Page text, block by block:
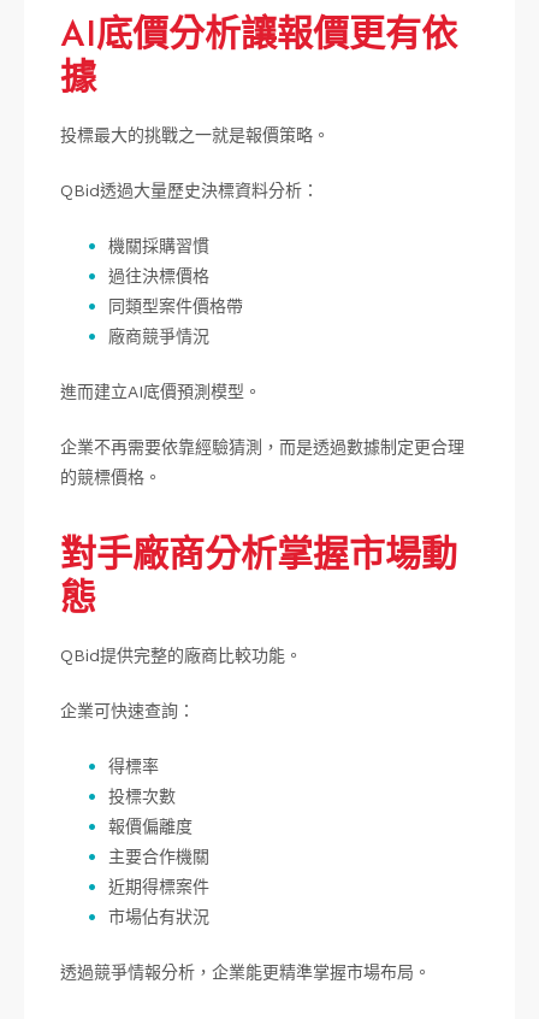
AI底價分析讓報價更有依
據
投標最大的挑戰之一就是報價策略。
QBid透過大量歷史決標資料分析：
機關採購習慣
過往決標價格
同類型案件價格帶
廠商競爭情況
進而建立AI底價預測模型。
企業不再需要依靠經驗猜測，而是透過數據制定更合理
的競標價格。
對手廠商分析掌握市場動
態
QBid提供完整的廠商比較功能。
企業可快速查詢：
得標率
投標次數
報價偏離度
主要合作機關
近期得標案件
市場佔有狀況
透過競爭情報分析，企業能更精準掌握市場布局。